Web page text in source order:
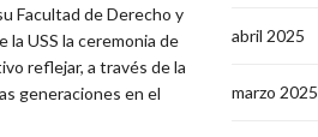
Facultad de Derecho y
la USS la ceremonia de
reflejar, a través de la
generaciones en el
abril 2025
marzo 2025